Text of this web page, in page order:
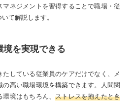
ネジメントを習得することで職場・従
て解説します。
を実現できる
している従業員のケアだけでなく、メ
の高い職場環境を構築できます。人間関
環境はもちろん、ストレスを抱えたとき